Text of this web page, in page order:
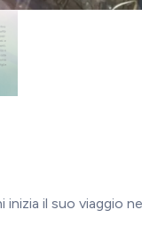
il suo viaggio